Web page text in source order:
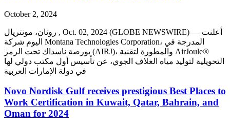
October 2, 2024
رونان، مونتريال , Oct. 02, 2024 (GLOBE NEWSWIRE) — أعلنت
اليوم شركة Montana Technologies Corporation، المدرجة في
بورصة ناسداك تحت الرمز (AIRJ)، والمطورة لتقنية AirJoule®
التحويلية لتوليد مياه الغلاف الجوي، عن تأسيس أول مكتب دولي لها
في دولة الإمارات العربية
Novo Nordisk Gulf receives prestigious Best Places to
Work Certification in Kuwait, Qatar, Bahrain, and
Oman for 2024